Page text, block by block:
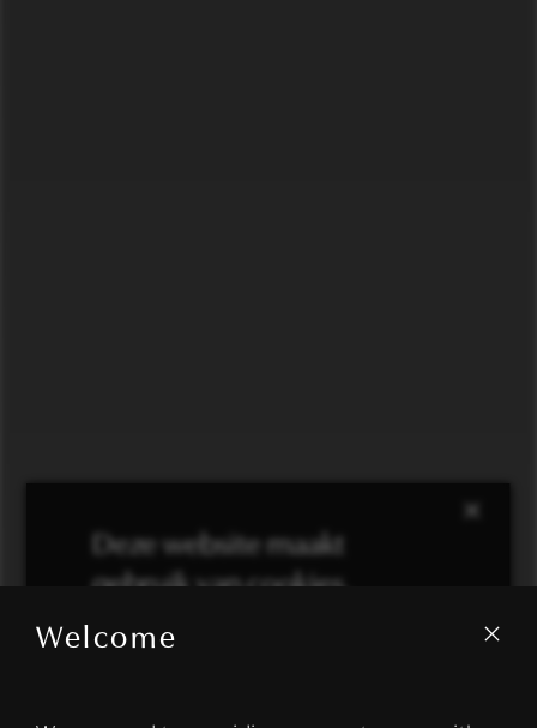
Welcome
×
Deze website maakt
gebruik van cookies.
We gebruiken cookies om inhoud en